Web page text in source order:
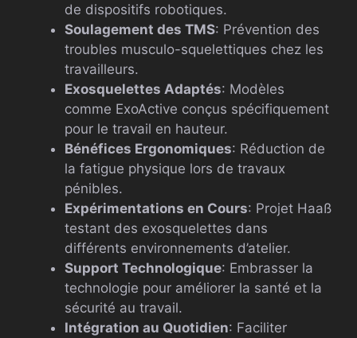
de dispositifs robotiques.
Soulagement des TMS: Prévention des
troubles musculo-squelettiques chez les
travailleurs.
Exosquelettes Adaptés: Modèles
comme ExoActive conçus spécifiquement
pour le travail en hauteur.
Bénéfices Ergonomiques: Réduction de
la fatigue physique lors de travaux
pénibles.
Expérimentations en Cours: Projet Haaß
testant des exosquelettes dans
différents environnements d’atelier.
Support Technologique: Embrasser la
technologie pour améliorer la santé et la
sécurité au travail.
Intégration au Quotidien: Faciliter